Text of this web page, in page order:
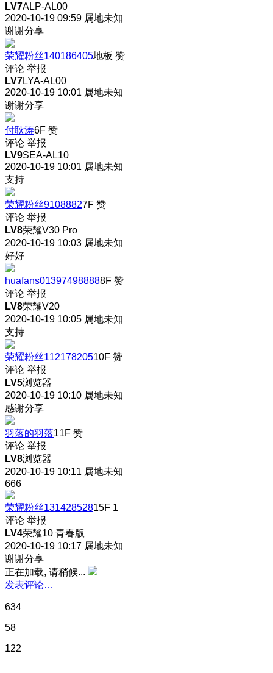
LV7ALP-AL00
2020-10-19 09:59 属地未知
谢谢分享
荣耀粉丝140186405地板 赞
评论 举报
LV7LYA-AL00
2020-10-19 10:01 属地未知
谢谢分享
付耿涛6F 赞
评论 举报
LV9SEA-AL10
2020-10-19 10:01 属地未知
支持
荣耀粉丝91088827F 赞
评论 举报
LV8荣耀V30 Pro
2020-10-19 10:03 属地未知
好好
huafans013974988888F 赞
评论 举报
LV8荣耀V20
2020-10-19 10:05 属地未知
支持
荣耀粉丝11217820510F 赞
评论 举报
LV5浏览器
2020-10-19 10:10 属地未知
感谢分享
羽落的羽落11F 赞
评论 举报
LV8浏览器
2020-10-19 10:11 属地未知
666
荣耀粉丝13142852815F 1
评论 举报
LV4荣耀10 青春版
2020-10-19 10:17 属地未知
谢谢分享
正在加载, 请稍候...
发表评论…
634
58
122